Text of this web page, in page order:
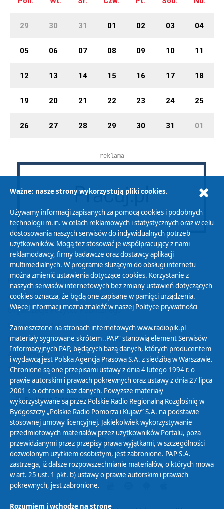
29 30 31 01 02 03 04
05 06 07 08 09 10 11
12 13 14 15 16 17 18
19 20 21 22 23 24 25
26 27 28 29 30 31 01
reklama
Polityka Prywatności
Zasady korzystania z Serwisu
Organizacje Pożytku Publicznego
Cyfryzacja DAB+
Polityka ochrony danych osobowych
Abonament
Zamówienia publiczne
Biuletyn Informacji Publicznej
Ważne: nasze strony wykorzystują pliki cookies.
Używamy informacji zapisanych za pomocą cookies i podobnych
technologii m.in. w celach reklamowych i statystycznych oraz w celu
dostosowania naszych serwisów do indywidualnych potrzeb
użytkowników. Mogą też stosować je współpracujący z nami
reklamodawcy, firmy badawcze oraz dostawcy aplikacji
multimedialnych. W programie służącym do obsługi internetu
można zmienić ustawienia dotyczące cookies. Korzystanie z
naszych serwisów internetowych bez zmiany ustawień dotyczących
cookies oznacza, że będą one zapisane w pamięci urządzenia.
Więcej informacji można znaleźć w naszej Polityce prywatności
Zamieszczone na stronach internetowych www.radiopik.pl
materiały sygnowane skrótem „PAP” stanowią element Serwisów
Informacyjnych PAP, będących bazą danych, których producentem
i wydawcą jest Polska Agencja Prasowa S.A. z siedzibą w Warszawie.
Chronione są one przepisami ustawy z dnia 4 lutego 1994 r. o
prawie autorskim i prawach pokrewnych oraz ustawy z dnia 27 lipca
2001 r. o ochronie baz danych. Powyższe materiały
wykorzystywane są przez Polskie Radio Regionalną Rozgłośnię w
Bydgoszczy „Polskie Radio Pomorza i Kujaw” S.A. na podstawie
stosownej umowy licencyjnej. Jakiekolwiek wykorzystywanie
przedmiotowych materiałów przez użytkowników Portalu, poza
przewidzianymi przez przepisy prawa wyjątkami, w szczególności
dozwolonym użytkiem osobistym, jest zabronione. PAP S.A.
zastrzega, iż dalsze rozpowszechnianie materiałów, o których mowa
w art. 25 ust. 1 pkt. b) ustawy o prawie autorskim i prawach
pokrewnych, jest zabronione.
Rozumiem i wchodzę na stronę